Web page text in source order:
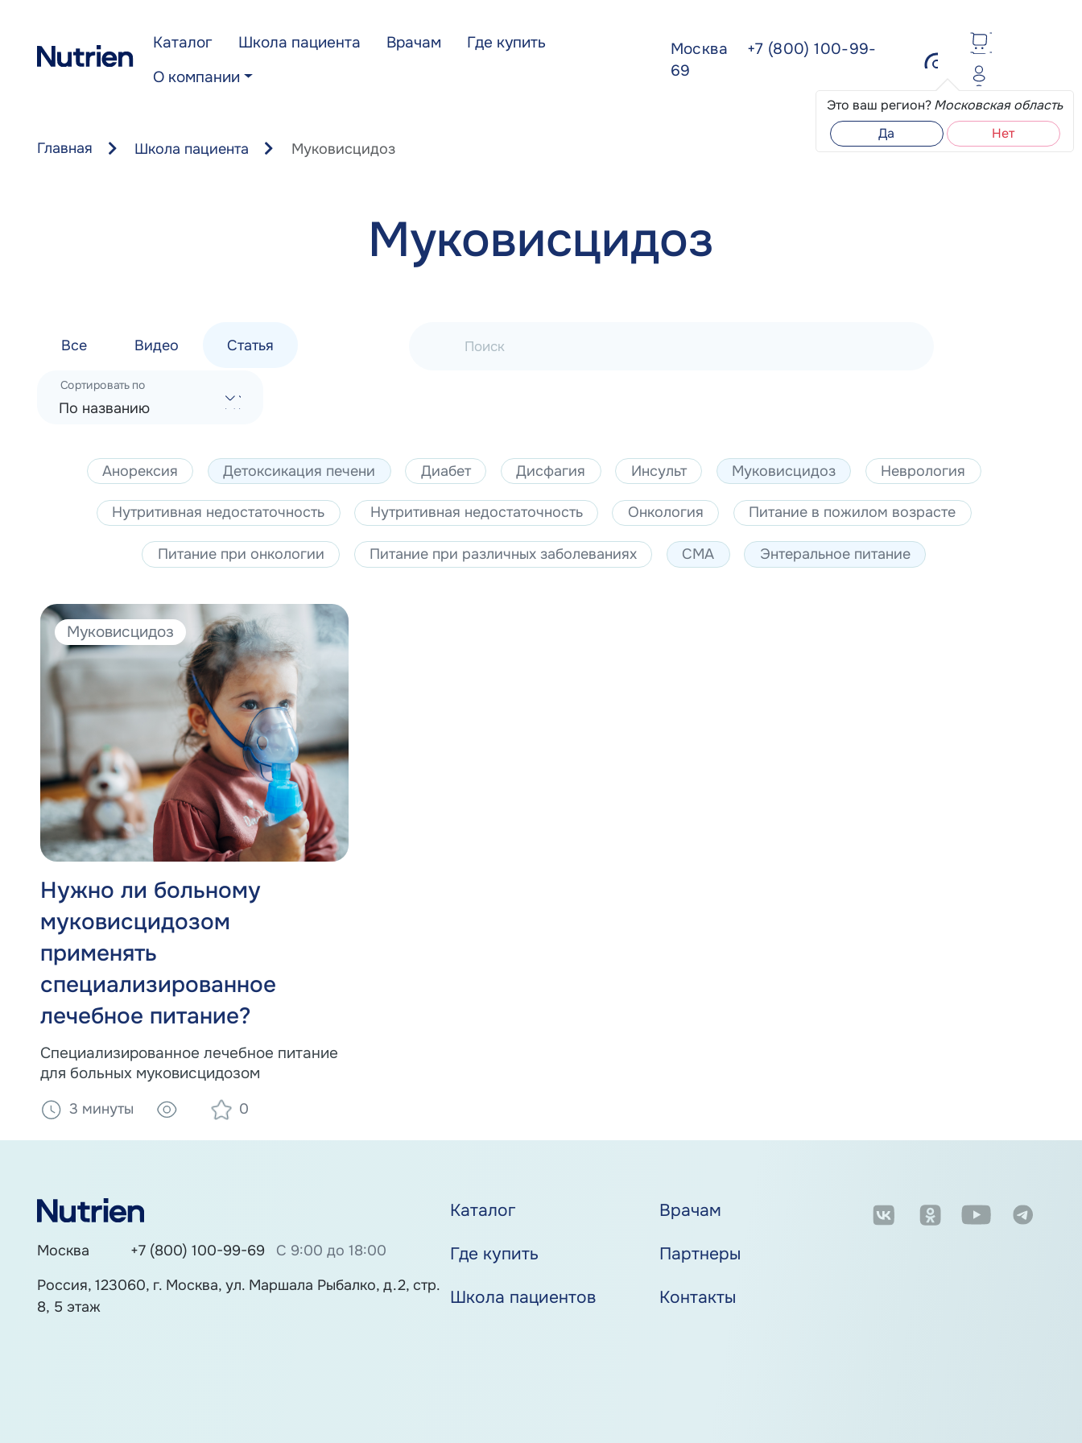
Каталог Школа пациента Врачам
Где купить
О компании
Москва
+7 (800) 100-99-
69
Это ваш регион?Московская область
Да
Нет
Главная Школа пациента Муковисцидоз
Муковисцидоз
Все Видео Статья Поиск
По названию
Сортировать по
Анорексия Детоксикация печени Диабет Дисфагия Инсульт Муковисцидоз Неврология
Нутритивная недостаточность Нутритивная недостаточность Онкология Питание в пожилом возрасте
Питание при онкологии Питание при различных заболеваниях СМА Энтеральное питание
Муковисцидоз
Нужно ли больному
муковисцидозом
применять
специализированное
лечебное питание?
Специализированное лечебное питание
для больных муковисцидозом
3 минуты
0
Москва +7 (800) 100-99-69
С 9:00 до 18:00
Россия, 123060, г. Москва, ул. Маршала Рыбалко, д.2, стр.
8, 5 этаж
Каталог Врачам
Где купить Партнеры
Школа пациентов Контакты